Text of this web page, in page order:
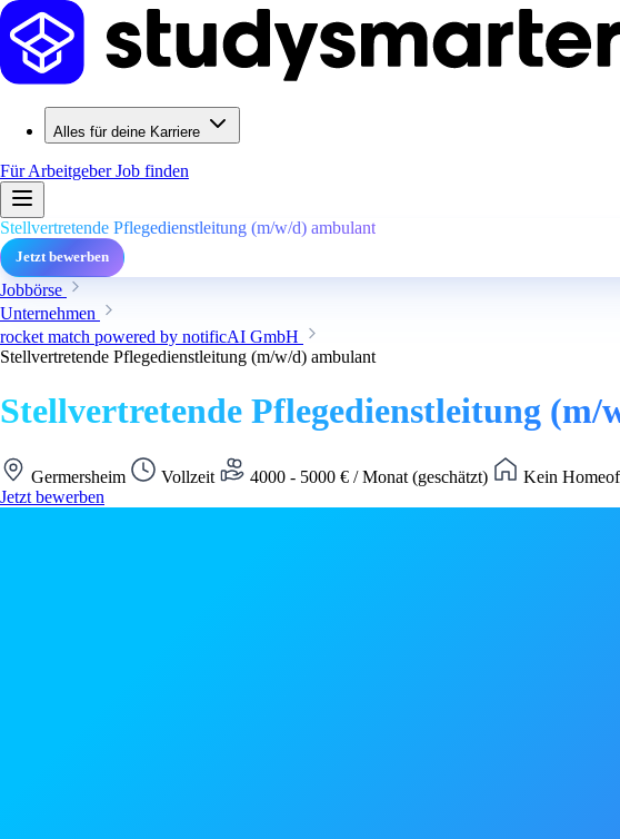
Alles für deine Karriere
Für ArbeitgeberJob finden
Stellvertretende Pflegedienstleitung (m/w/d) ambulant
Jetzt bewerben
Jobbörse
Unternehmen
rocket match powered by notificAI GmbH
Stellvertretende Pflegedienstleitung (m/w/d) ambulant
Stellvertretende Pflegedienstleitung
Germersheim Vollzeit 4000 - 5000 € / Monat (geschätzt)
Kein
Jetzt bewerben